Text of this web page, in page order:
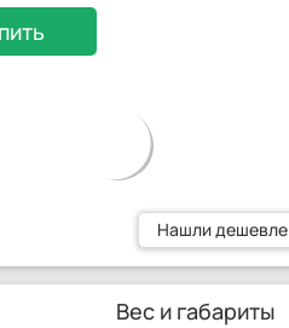
Нашли дешевле
Вес и габариты